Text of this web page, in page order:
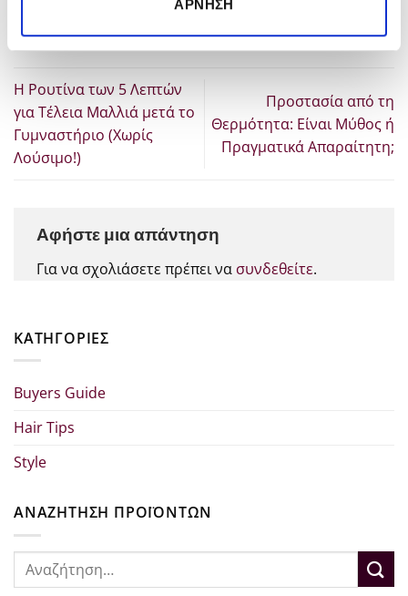
ΆΡΝΗΣΗ
εκπτώσεις κάθε μέρα!
Η Ρουτίνα των 5 Λεπτών
για Τέλεια Μαλλιά μετά το
Γυμναστήριο (Χωρίς
Λούσιμο!)
Προστασία από τη
Θερμότητα: Είναι Μύθος ή
Πραγματικά Απαραίτητη;
Αφήστε μια απάντηση
Για να σχολιάσετε πρέπει να συνδεθείτε.
KΑΤΗΓΟΡΊΕΣ
Buyers Guide
Hair Tips
Style
ΑΝΑΖΗΤΗΣΗ ΠΡΟΪΟΝΤΩΝ
Αναζήτηση